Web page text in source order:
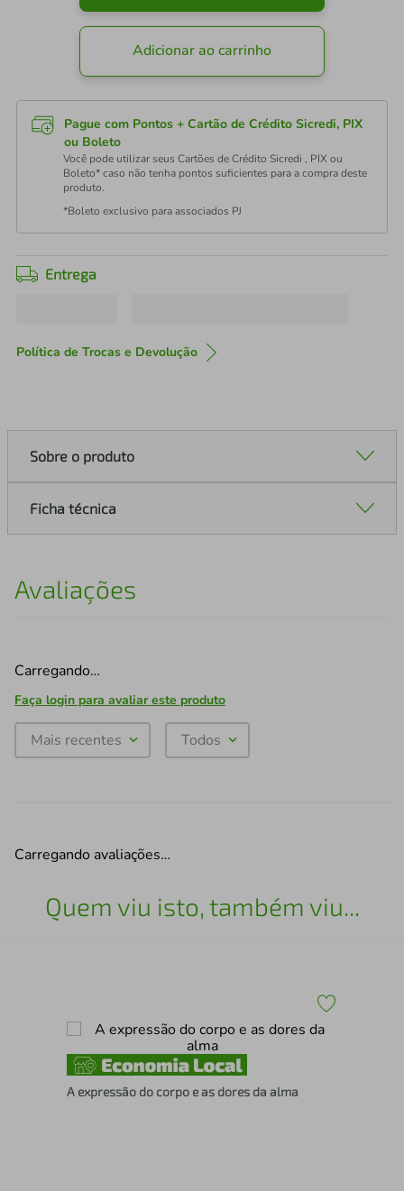
Adicionar ao carrinho
Pague com Pontos + Cartão de Crédito Sicredi, PIX
ou Boleto
Você pode utilizar seus Cartões de Crédito Sicredi , PIX ou
Boleto* caso não tenha pontos suficientes para a compra deste
produto.
*Boleto exclusivo para associados PJ
Entrega
Política de Trocas e Devolução
Sobre o produto
Ficha técnica
Avaliações
Carregando…
Faça login para avaliar este produto
Mais recentes Todos
Carregando avaliações…
Quem viu isto, também viu...
A expressão do corpo e as dores da alma